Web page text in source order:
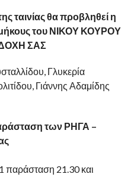
ταινίας θα προβληθεί η
μήκους του ΝΙΚΟΥ ΚΟΥΡΟΥ
ΣΑΣ
Γλυκερία
Γιάννης Αδαμίδης
των ΡΗΓΑ –
παράσταση 21.30 και